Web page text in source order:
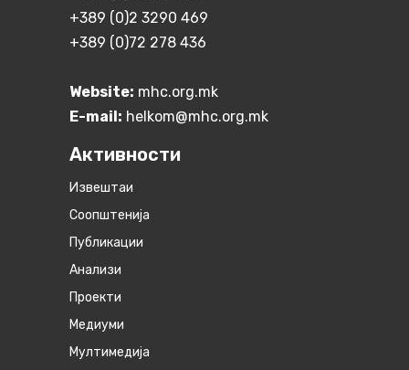
+389 (0)2 3290 469
+389 (0)72 278 436
Website: mhc.org.mk
E-mail: helkom@mhc.org.mk
Активности
Извештаи
Соопштенија
Публикации
Анализи
Проекти
Медиуми
Мултимедија